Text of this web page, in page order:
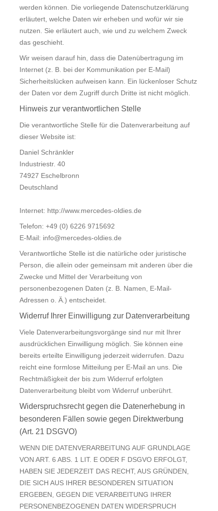
werden können. Die vorliegende Datenschutzerklärung
erläutert, welche Daten wir erheben und wofür wir sie
nutzen. Sie erläutert auch, wie und zu welchem Zweck
das geschieht.
Wir weisen darauf hin, dass die Datenübertragung im
Internet (z. B. bei der Kommunikation per E-Mail)
Sicherheitslücken aufweisen kann. Ein lückenloser Schutz
der Daten vor dem Zugriff durch Dritte ist nicht möglich.
Hinweis zur verantwortlichen Stelle
Die verantwortliche Stelle für die Datenverarbeitung auf
dieser Website ist:
Daniel Schränkler
Industriestr. 40
74927 Eschelbronn
Deutschland
Internet: http://www.mercedes-oldies.de
Telefon: +49 (0) 6226 9715692
E-Mail: info@mercedes-oldies.de
Verantwortliche Stelle ist die natürliche oder juristische
Person, die allein oder gemeinsam mit anderen über die
Zwecke und Mittel der Verarbeitung von
personenbezogenen Daten (z. B. Namen, E-Mail-
Adressen o. Ä.) entscheidet.
Widerruf Ihrer Einwilligung zur Datenverarbeitung
Viele Datenverarbeitungsvorgänge sind nur mit Ihrer
ausdrücklichen Einwilligung möglich. Sie können eine
bereits erteilte Einwilligung jederzeit widerrufen. Dazu
reicht eine formlose Mitteilung per E-Mail an uns. Die
Rechtmäßigkeit der bis zum Widerruf erfolgten
Datenverarbeitung bleibt vom Widerruf unberührt.
Widerspruchsrecht gegen die Datenerhebung in
besonderen Fällen sowie gegen Direktwerbung
(Art. 21 DSGVO)
WENN DIE DATENVERARBEITUNG AUF GRUNDLAGE
VON ART. 6 ABS. 1 LIT. E ODER F DSGVO ERFOLGT,
HABEN SIE JEDERZEIT DAS RECHT, AUS GRÜNDEN,
DIE SICH AUS IHRER BESONDEREN SITUATION
ERGEBEN, GEGEN DIE VERARBEITUNG IHRER
PERSONENBEZOGENEN DATEN WIDERSPRUCH